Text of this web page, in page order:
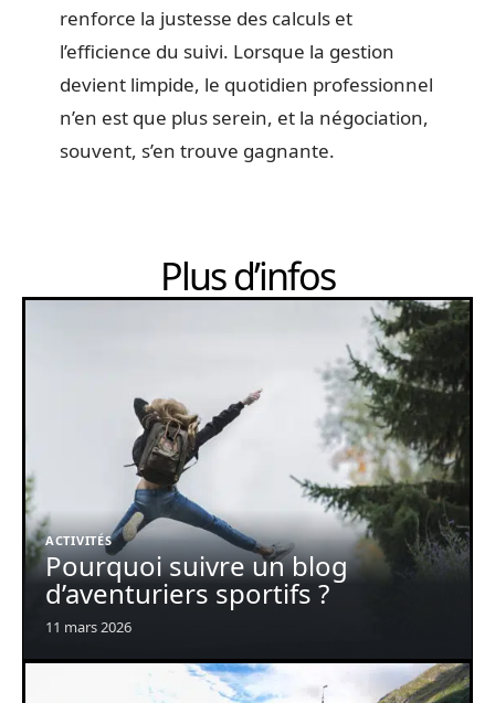
renforce la justesse des calculs et
l’efficience du suivi. Lorsque la gestion
devient limpide, le quotidien professionnel
n’en est que plus serein, et la négociation,
souvent, s’en trouve gagnante.
Plus d’infos
ACTIVITÉS
Pourquoi suivre un blog
d’aventuriers sportifs ?
11 mars 2026